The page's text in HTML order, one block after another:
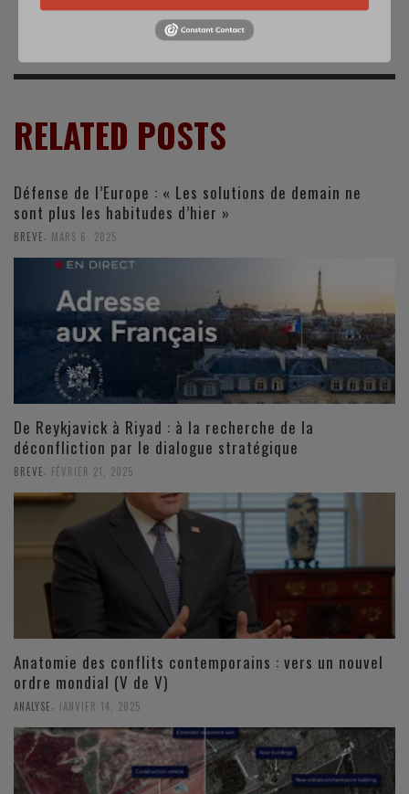
stratégique »
RELATED POSTS
Défense de l’Europe : « Les solutions de demain ne
sont plus les habitudes d’hier »
BREVE MARS 6, 2025
De Reykjavick à Riyad : à la recherche de la
déconfliction par le dialogue stratégique
BREVE FÉVRIER 21, 2025
Anatomie des conflits contemporains : vers un nouvel
ordre mondial (V de V)
ANALYSE JANVIER 14, 2025